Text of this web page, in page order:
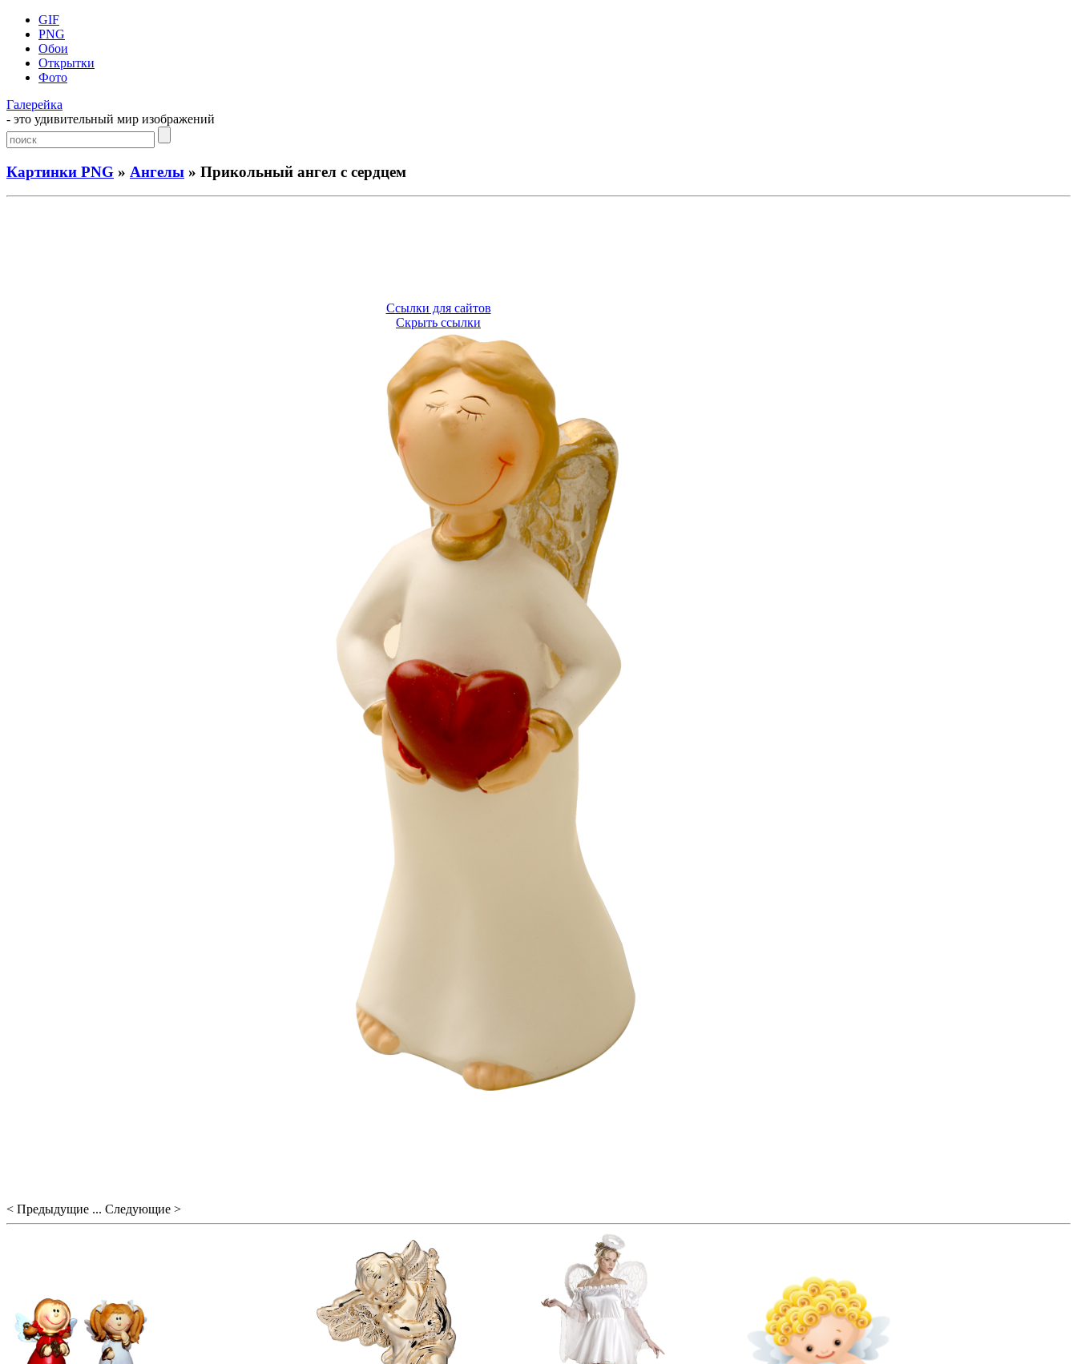
GIF
PNG
Обои
Открытки
Фото
Галерейка
- это удивительный мир изображений
Картинки PNG » Ангелы » Прикольный ангел с сердцем
Ссылки для сайтов
Скрыть ссылки
< Предыдущие ... Следующие >